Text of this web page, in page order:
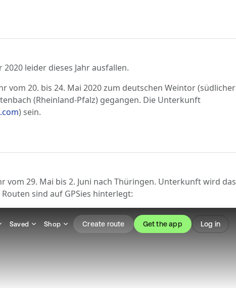
leider dieses Jahr ausfallen.
vom 20. bis 24. Mai 2020 zum deutschen Weintor (südlicher
(Rheinland-Pfalz) gegangen. Die Unterkunft
) sein.
vom 29. Mai bis 2. Juni nach Thüringen. Unterkunft wird das
Routen sind auf GPSies hinterlegt: